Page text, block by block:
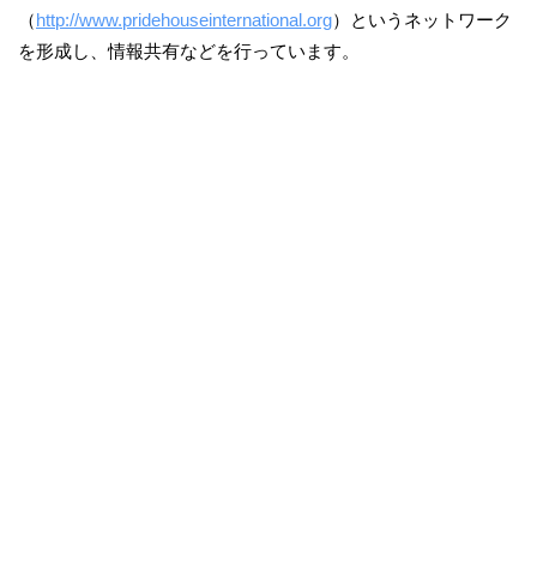
（http://www.pridehouseinternational.org）というネットワーク
を形成し、情報共有などを行っています。